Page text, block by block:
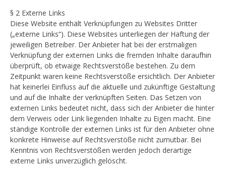
§ 2 Externe Links
Diese Website enthält Verknüpfungen zu Websites Dritter
(„externe Links“). Diese Websites unterliegen der Haftung der
jeweiligen Betreiber. Der Anbieter hat bei der erstmaligen
Verknüpfung der externen Links die fremden Inhalte daraufhin
überprüft, ob etwaige Rechtsverstöße bestehen. Zu dem
Zeitpunkt waren keine Rechtsverstöße ersichtlich. Der Anbieter
hat keinerlei Einfluss auf die aktuelle und zukünftige Gestaltung
und auf die Inhalte der verknüpften Seiten. Das Setzen von
externen Links bedeutet nicht, dass sich der Anbieter die hinter
dem Verweis oder Link liegenden Inhalte zu Eigen macht. Eine
ständige Kontrolle der externen Links ist für den Anbieter ohne
konkrete Hinweise auf Rechtsverstöße nicht zumutbar. Bei
Kenntnis von Rechtsverstößen werden jedoch derartige
externe Links unverzüglich gelöscht.